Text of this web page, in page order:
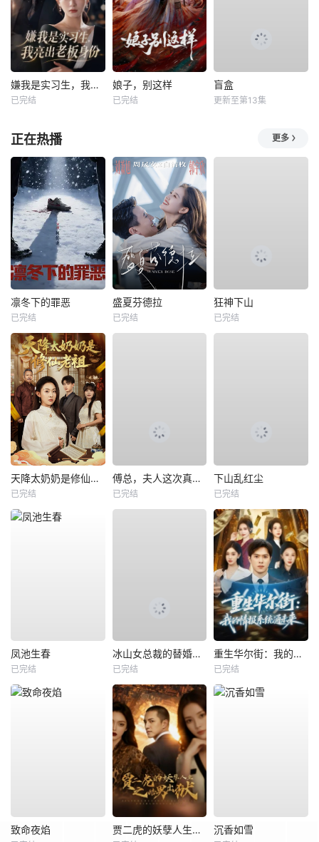
嫌我是实习生，我亮出老板身份
已完结
娘子，别这样
已完结
盲盒
更新至第13集
正在热播 更多
凛冬下的罪恶
已完结
盛夏芬德拉
已完结
狂神下山
已完结
天降太奶奶是修仙老祖
已完结
傅总，夫人这次真的死了
已完结
下山乱红尘
已完结
凤池生春
已完结
冰山女总裁的替婚兵王
已完结
重生华尔街：我的情报系统通未来
已完结
致命夜焰 贾二虎的妖孽人生之皓男出狱 沉香如雪